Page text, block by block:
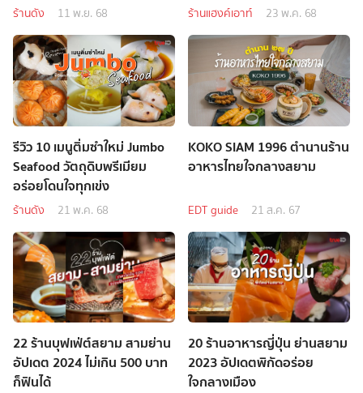
ร้านดัง 11 พ.ย. 68 ร้านแฮงค์เอาท์ 23 พ.ค. 68
รีวิว 10 เมนูติ่มซำใหม่ Jumbo
Seafood วัตถุดิบพรีเมียม
อร่อยโดนใจทุกเข่ง
ร้านดัง 21 พ.ค. 68
KOKO SIAM 1996 ตำนานร้าน
อาหารไทยใจกลางสยาม
EDT guide 21 ส.ค. 67
22 ร้านบุฟเฟ่ต์สยาม สามย่าน
อัปเดต 2024 ไม่เกิน 500 บาท
ก็ฟินได้
20 ร้านอาหารญี่ปุ่น ย่านสยาม
2023 อัปเดตพิกัดอร่อย
ใจกลางเมือง